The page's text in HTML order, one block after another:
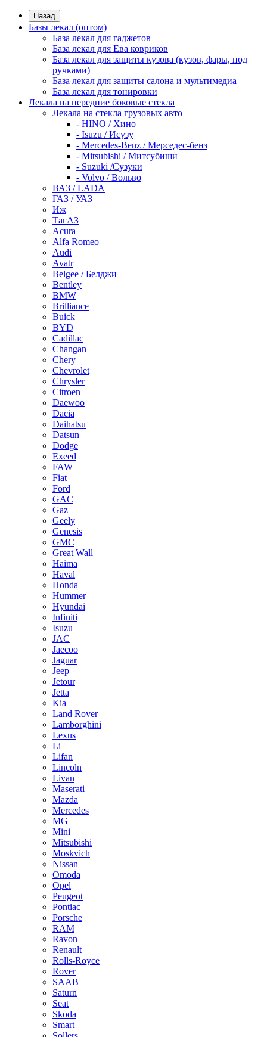
Назад
Базы лекал (оптом)
База лекал для гаджетов
База лекал для Ева ковриков
База лекал для защиты кузова (кузов, фары, под
ручками)
База лекал для защиты салона и мультимедиа
База лекал для тонировки
Лекала на передние боковые стекла
Лекала на стекла грузовых авто
- HINO / Хино
- Isuzu / Исузу
- Mercedes-Benz / Мерседес-бенз
- Mitsubishi / Митсубиши
- Suzuki /Сузуки
- Volvo / Вольво
ВАЗ / LADA
ГАЗ / УАЗ
Иж
ТагАЗ
Acura
Alfa Romeo
Audi
Avatr
Belgee / Белджи
Bentley
BMW
Brilliance
Buick
BYD
Cadillac
Changan
Chery
Chevrolet
Chrysler
Citroen
Daewoo
Dacia
Daihatsu
Datsun
Dodge
Exeed
FAW
Fiat
Ford
GAC
Gaz
Geely
Genesis
GMC
Great Wall
Haima
Haval
Honda
Hummer
Hyundai
Infiniti
Isuzu
JAC
Jaecoo
Jaguar
Jeep
Jetour
Jetta
Kia
Land Rover
Lamborghini
Lexus
Li
Lifan
Lincoln
Livan
Maserati
Mazda
Mercedes
MG
Mini
Mitsubishi
Moskvich
Nissan
Omoda
Opel
Peugeot
Pontiac
Porsche
RAM
Ravon
Renault
Rolls-Royce
Rover
SAAB
Saturn
Seat
Skoda
Smart